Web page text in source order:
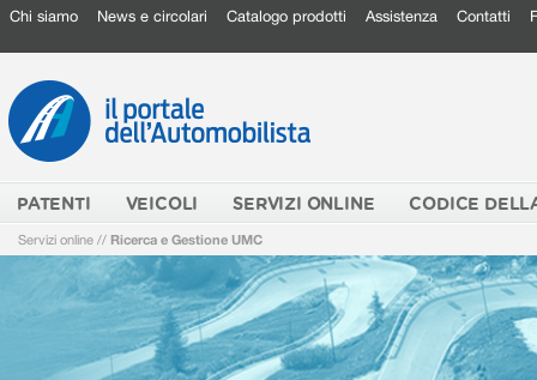
Chi siamo News e circolari Catalogo prodotti Assistenza Contatti
PATENTI VEICOLI SERVIZI ONLINE CODICE
Servizi online // Ricerca e Gestione UMC